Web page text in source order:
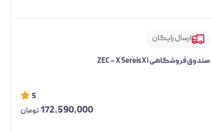
ارسال رایگان
صندوق فروشگاهی ZEC – X Sereis X۱
5
172,590,000تومان